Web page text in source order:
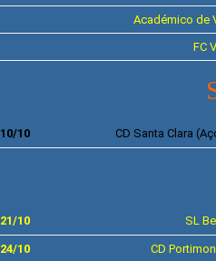
Académico de
FC
SERIE B -
10/10 CD Santa Clara
21/10 SL
24/10 CD